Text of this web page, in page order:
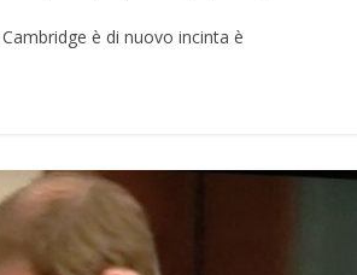
è di nuovo incinta è